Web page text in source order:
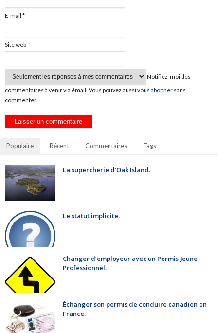
E-mail *
Site web
Notifiez-moi des
commentaires à venir via émail. Vous pouvez aussivous abonner sans
commenter.
Populaire Récent Commentaires Tags
La supercherie d’Oak Island.
Le statut implicite.
Changer d’employeur avec un Permis Jeune
Professionnel.
Échanger son permis de conduire canadien en
France.